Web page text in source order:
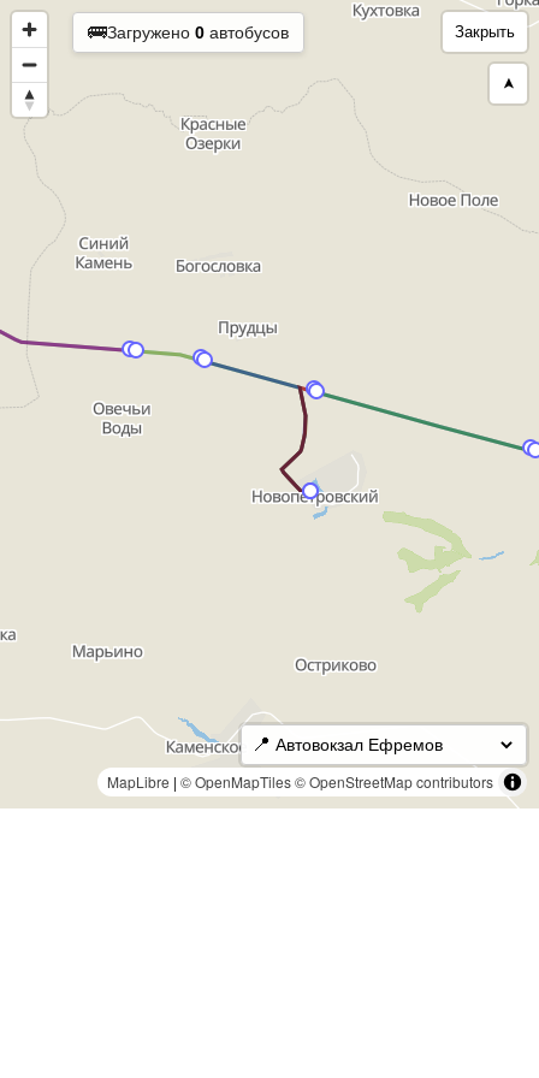
Закрыть
➤
MapLibre | © OpenMapTiles© OpenStreetMap contributors
📍
🚌Загружено 0 автобусов